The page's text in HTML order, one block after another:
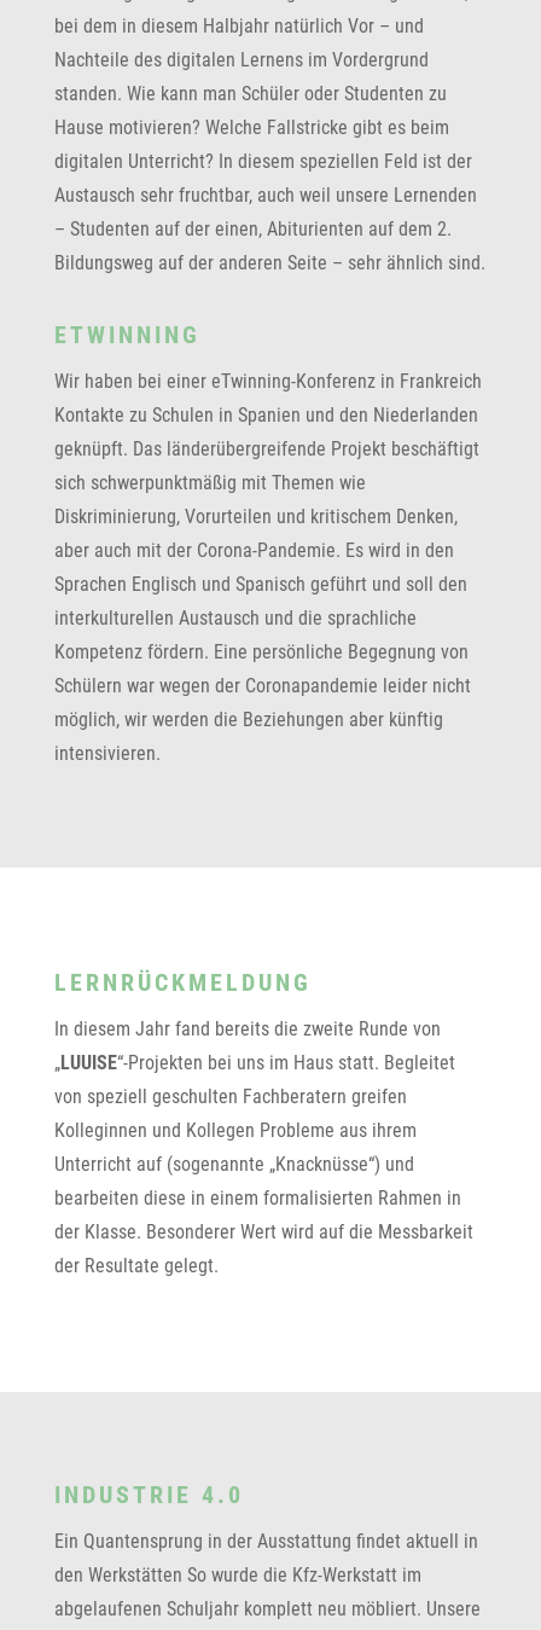
bei dem in diesem Halbjahr natürlich Vor – und
Nachteile des digitalen Lernens im Vordergrund
standen. Wie kann man Schüler oder Studenten zu
Hause motivieren? Welche Fallstricke gibt es beim
digitalen Unterricht? In diesem speziellen Feld ist der
Austausch sehr fruchtbar, auch weil unsere Lernenden
– Studenten auf der einen, Abiturienten auf dem 2.
Bildungsweg auf der anderen Seite – sehr ähnlich sind.
ETWINNING
Wir haben bei einer eTwinning-Konferenz in Frankreich
Kontakte zu Schulen in Spanien und den Niederlanden
geknüpft. Das länderübergreifende Projekt beschäftigt
sich schwerpunktmäßig mit Themen wie
Diskriminierung, Vorurteilen und kritischem Denken,
aber auch mit der Corona-Pandemie. Es wird in den
Sprachen Englisch und Spanisch geführt und soll den
interkulturellen Austausch und die sprachliche
Kompetenz fördern. Eine persönliche Begegnung von
Schülern war wegen der Coronapandemie leider nicht
möglich, wir werden die Beziehungen aber künftig
intensivieren.
LERNRÜCKMELDUNG
In diesem Jahr fand bereits die zweite Runde von
„LUUISE“-Projekten bei uns im Haus statt. Begleitet
von speziell geschulten Fachberatern greifen
Kolleginnen und Kollegen Probleme aus ihrem
Unterricht auf (sogenannte „Knacknüsse“) und
bearbeiten diese in einem formalisierten Rahmen in
der Klasse. Besonderer Wert wird auf die Messbarkeit
der Resultate gelegt.
INDUSTRIE 4.0
Ein Quantensprung in der Ausstattung findet aktuell in
den Werkstätten So wurde die Kfz-Werkstatt im
abgelaufenen Schuljahr komplett neu möbliert. Unsere